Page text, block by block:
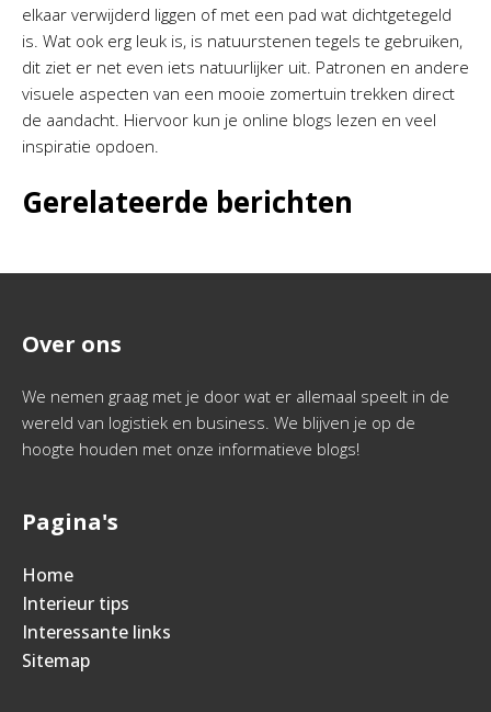
elkaar verwijderd liggen of met een pad wat dichtgetegeld
is. Wat ook erg leuk is, is natuurstenen tegels te gebruiken,
dit ziet er net even iets natuurlijker uit. Patronen en andere
visuele aspecten van een mooie zomertuin trekken direct
de aandacht. Hiervoor kun je online blogs lezen en veel
inspiratie opdoen.
Gerelateerde berichten
Over ons
We nemen graag met je door wat er allemaal speelt in de
wereld van logistiek en business. We blijven je op de
hoogte houden met onze informatieve blogs!
Pagina's
Home
Interieur tips
Interessante links
Sitemap